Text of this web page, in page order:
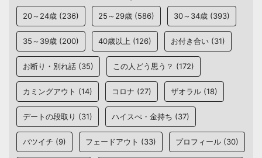
20～24歳 (236) 25～29歳 (586) 30～34歳 (393)
35～39歳 (200) 40歳以上 (126) お付き合い (31)
お断り・別れ話 (35) この人どう思う？ (172)
カミングアウト (14) コロナ (27) ザオラル (18)
デートの段取り (31) ハイスぺ・金持ち (37)
バツイチ (9) フェードアウト (33) プロフィール (30)